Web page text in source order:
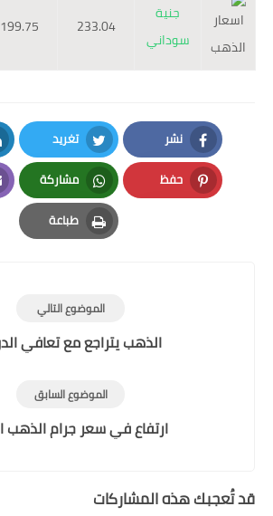
جنية
سوداني
233.04
199.75
نشر
Facebook
تغريد
Twitter
حفظ
Pinterest
مشاركة
Whatsapp
طباعة
Print
الموضوع التالي
الذهب يتراجع مع تعافي
الموضوع السابق
ارتفاع في سعر جرام الذهب
قد تُعجبك هذه المشاركات